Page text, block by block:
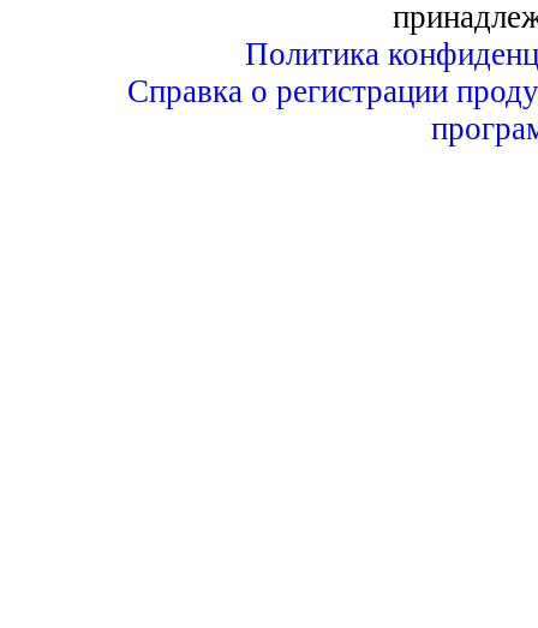
Политика
Справка о регистрации